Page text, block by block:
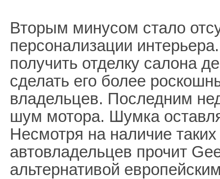
Вторым минусом стало
персонализации
получить отделку салона
сделать его более
владельцев. Последним
шум мотора. Шумка
Несмотря на наличие
автовладельцев прочит
альтернативой